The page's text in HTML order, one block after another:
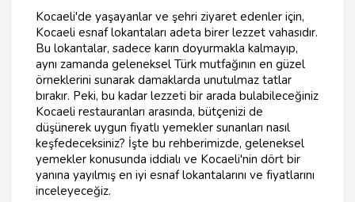
Kocaeli'de yaşayanlar ve şehri ziyaret edenler için,
Kocaeli esnaf lokantaları adeta birer lezzet vahasıdır.
Bu lokantalar, sadece karın doyurmakla kalmayıp,
aynı zamanda geleneksel Türk mutfağının en güzel
örneklerini sunarak damaklarda unutulmaz tatlar
bırakır. Peki, bu kadar lezzeti bir arada bulabileceğiniz
Kocaeli restauranları arasında, bütçenizi de
düşünerek uygun fiyatlı yemekler sunanları nasıl
keşfedeceksiniz? İşte bu rehberimizde, geleneksel
yemekler konusunda iddialı ve Kocaeli'nin dört bir
yanına yayılmış en iyi esnaf lokantalarını ve fiyatlarını
inceleyeceğiz.